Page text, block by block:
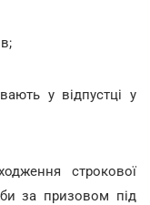
у відпустці у
строкової
за призовом під